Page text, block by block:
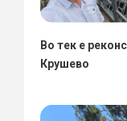
Во тек е
Крушево